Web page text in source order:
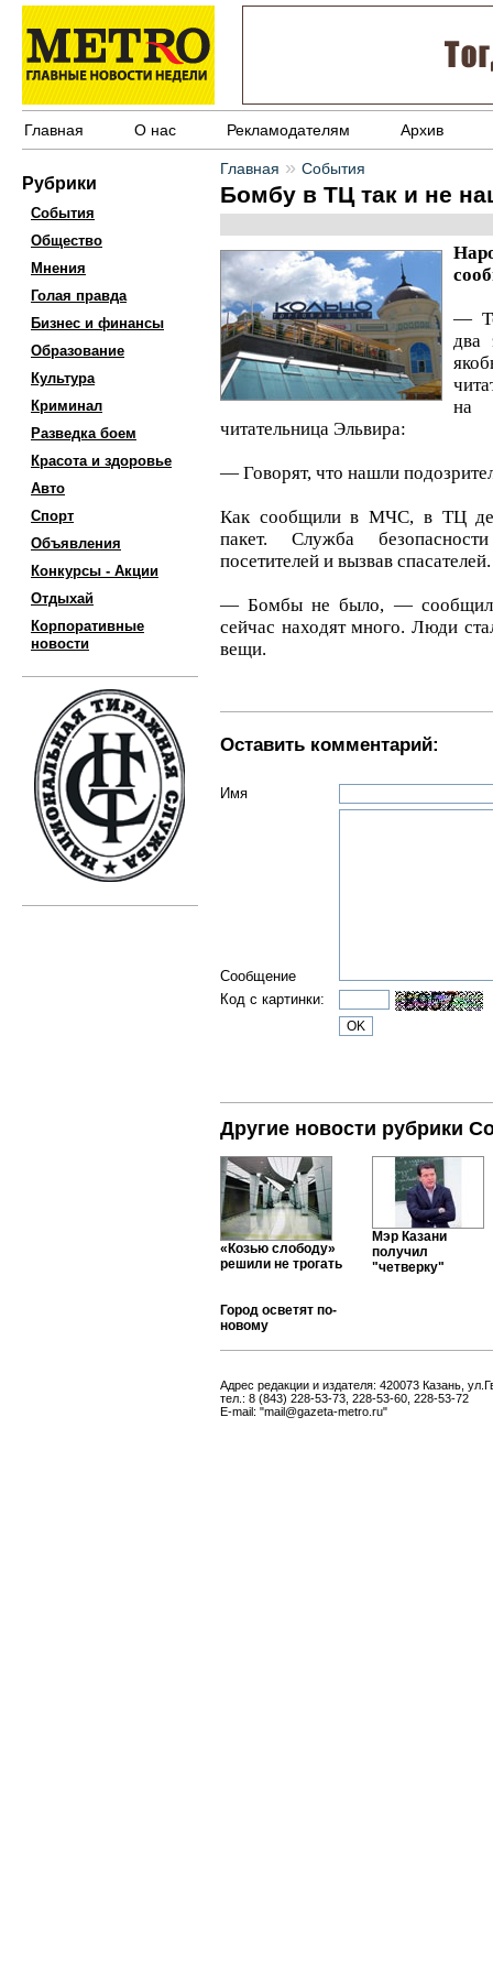
Главная О нас Рекламодателям Архив
Рубрики
События
Общество
Мнения
Голая правда
Бизнес и финансы
Образование
Культура
Криминал
Разведка боем
Красота и здоровье
Авто
Спорт
Объявления
Конкурсы - Акции
Отдыхай
Корпоративные
новости
Главная » События
Бомбу в ТЦ так и не
—
два
на
читательница Эльвира:
— Говорят, что нашли
Как сообщили в МЧС, в ТЦ
пакет. Служба
посетителей и вызвав спасателей.
— Бомбы не было, —
сейчас находят много. Люди
вещи.
Оставить комментарий:
Имя
Сообщение
Код с картинки:
Другие новости рубрики
«Козью слободу»
решили не трогать
Мэр Казани
получил
"четверку"
Город осветят по-
новому
Адрес редакции и издателя: 420073 Казань,
тел.: 8 (843) 228-53-73, 228-53-60, 228-53-72
E-mail: "mail@gazeta-metro.ru"